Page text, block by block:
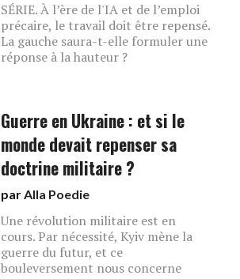
SÉRIE. À l’ère de l'IA et de l’emploi
précaire, le travail doit être repensé.
La gauche saura-t-elle formuler une
réponse à la hauteur ?
Guerre en Ukraine : et si le
monde devait repenser sa
doctrine militaire ?
parAlla Poedie
Une révolution militaire est en
cours. Par nécessité, Kyiv mène la
guerre du futur, et ce
bouleversement nous concerne